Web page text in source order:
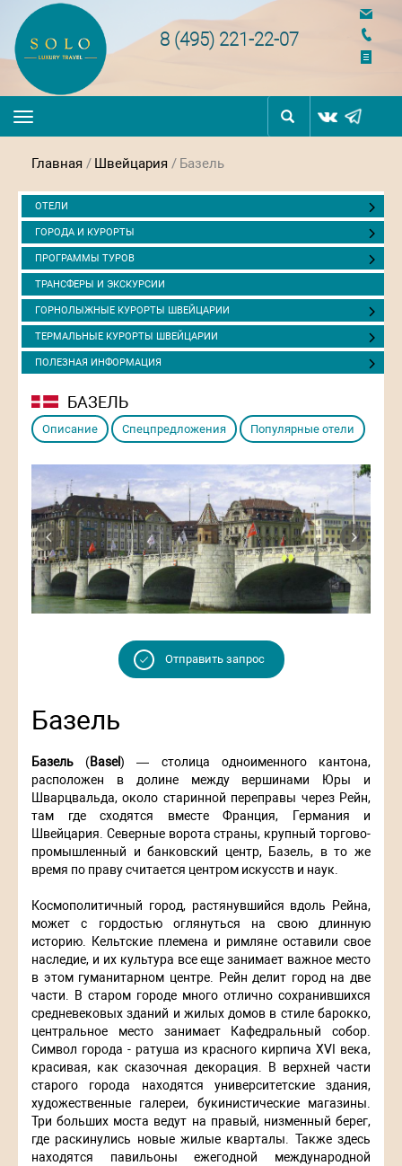
8 (495) 221-22-07
Toggle
navigation
Главная / Швейцария / Базель
ОТЕЛИ
ГОРОДА И КУРОРТЫ
ПРОГРАММЫ ТУРОВ
ТРАНСФЕРЫ И ЭКСКУРСИИ
ГОРНОЛЫЖНЫЕ КУРОРТЫ ШВЕЙЦАРИИ
ТЕРМАЛЬНЫЕ КУРОРТЫ ШВЕЙЦАРИИ
ПОЛЕЗНАЯ ИНФОРМАЦИЯ
БАЗЕЛЬ
Описание Спецпредложения Популярные отели
Previous Next
Отправить запрос
Базель
Базель (Basel) — столица одноименного кантона,
расположен в долине между вершинами Юры и
Шварцвальда, около старинной переправы через Рейн,
там где сходятся вместе Франция, Германия и
Швейцария. Северные ворота страны, крупный торгово-
промышленный и банковский центр, Базель, в то же
время по праву считается центром искусств и наук.
Космополитичный город, растянувшийся вдоль Рейна,
может с гордостью оглянуться на свою длинную
историю. Кельтские племена и римляне оставили свое
наследие, и их культура все еще занимает важное место
в этом гуманитарном центре. Рейн делит город на две
части. В старом городе много отлично сохранившихся
средневековых зданий и жилых домов в стиле барокко,
центральное место занимает Кафедральный собор.
Символ города - ратуша из красного кирпича XVI века,
красивая, как сказочная декорация. В верхней части
старого города находятся университетские здания,
художественные галереи, букинистические магазины.
Три больших моста ведут на правый, низменный берег,
где раскинулись новые жилые кварталы. Также здесь
находятся павильоны ежегодной международной